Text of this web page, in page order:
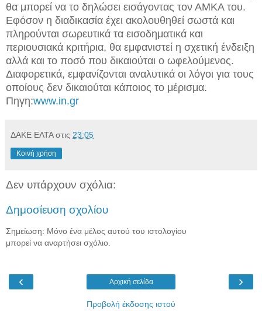
θα μπορεί να το δηλώσει εισάγοντας τον ΑΜΚΑ του.
Εφόσον η διαδικασία έχει ακολουθηθεί σωστά και
πληρούνται σωρευτικά τα εισοδηματικά και
περιουσιακά κριτήρια, θα εμφανιστεί η σχετική ένδειξη
αλλά και το ποσό που δικαιούται ο ωφελούμενος.
Διαφορετικά, εμφανίζονται αναλυτικά οι λόγοι για τους
οποίους δεν δικαιούται κάποιος το μέρισμα.
Πηγη:www.in.gr
ΔΑΚΕ ΕΛΤΑ στις 23:05
Κοινή χρήση
Δεν υπάρχουν σχόλια:
Δημοσίευση σχολίου
Σημείωση: Μόνο ένα μέλος αυτού του ιστολογίου
μπορεί να αναρτήσει σχόλιο.
‹ ›
Αρχική σελίδα
Προβολή έκδοσης ιστού